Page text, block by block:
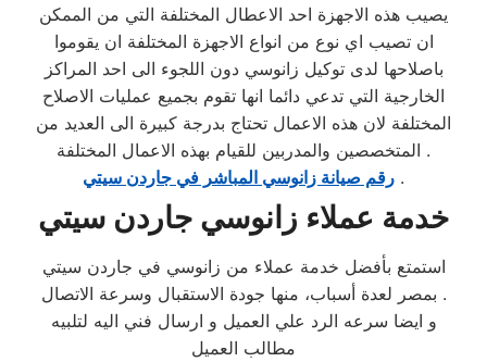
يصيب هذه الاجهزة احد الاعطال المختلفة التي من الممكن
ان تصيب اي نوع من انواع الاجهزة المختلفة ان يقوموا
باصلاحها لدى توكيل زانوسي دون اللجوء الى احد المراكز
الخارجية التي تدعي دائما انها تقوم بجميع عمليات الاصلاح
المختلفة لان هذه الاعمال تحتاج بدرجة كبيرة الى العديد من
المتخصصين والمدربين للقيام بهذه الاعمال المختلفة .
رقم صيانة زانوسي المباشر في جاردن سيتي .
خدمة عملاء زانوسي جاردن سيتي
استمتع بأفضل خدمة عملاء من زانوسي في جاردن سيتي
بمصر لعدة أسباب، منها جودة الاستقبال وسرعة الاتصال.
و ايضا سرعه الرد علي العميل و ارسال فني اليه لتلبيه
مطالب العميل